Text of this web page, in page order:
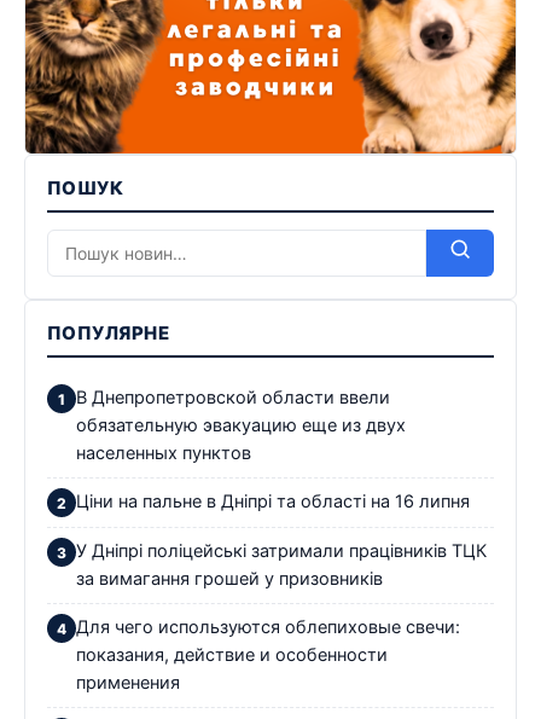
ПОШУК
ПОПУЛЯРНЕ
В Днепропетровской области ввели
обязательную эвакуацию еще из двух
населенных пунктов
Ціни на пальне в Дніпрі та області на 16 липня
У Дніпрі поліцейські затримали працівників ТЦК
за вимагання грошей у призовників
Для чего используются облепиховые свечи:
показания, действие и особенности
применения